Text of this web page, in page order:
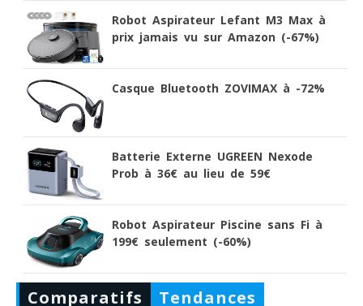
Robot Aspirateur Lefant M3 Max à
prix jamais vu sur Amazon (-67%)
Casque Bluetooth ZOVIMAX à -72%
Batterie Externe UGREEN Nexode
Prob à 36€ au lieu de 59€
Robot Aspirateur Piscine sans Fi à
199€ seulement (-60%)
Comparatifs Tendances